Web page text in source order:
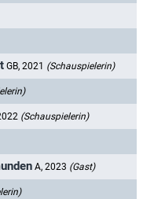
GB, 2021 (Schauspielerin)
(Schauspielerin)
A, 2023 (Gast)